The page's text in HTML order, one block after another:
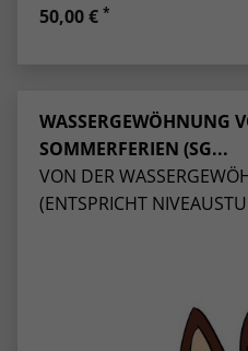
50,00 € *
WASSERGEWÖHNUNG
SOMMERFERIEN (SG...
VON DER
(ENTSPRICHT